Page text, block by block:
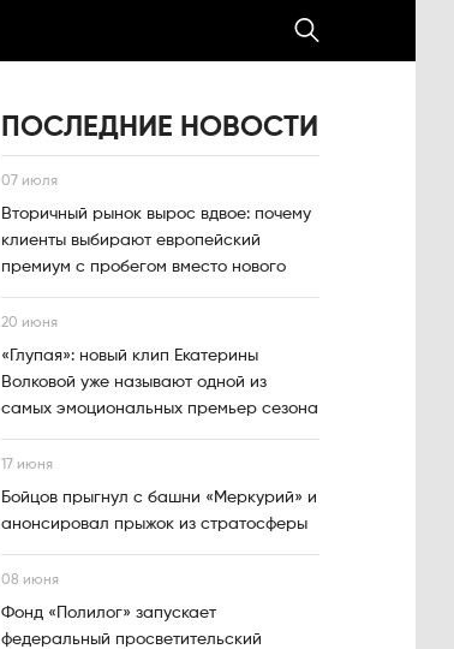
ПОСЛЕДНИЕ НОВОСТИ
07 июля
Вторичный рынок вырос вдвое: почему
клиенты выбирают европейский
премиум с пробегом вместо нового
20 июня
«Глупая»: новый клип Екатерины
Волковой уже называют одной из
самых эмоциональных премьер сезона
17 июня
Бойцов прыгнул с башни «Меркурий» и
анонсировал прыжок из стратосферы
08 июня
Фонд «Полилог» запускает
федеральный просветительский